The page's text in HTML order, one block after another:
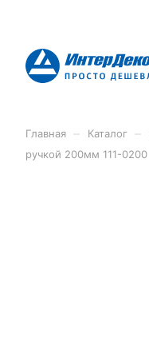
Главная Каталог
ручкой 200мм 111-0200